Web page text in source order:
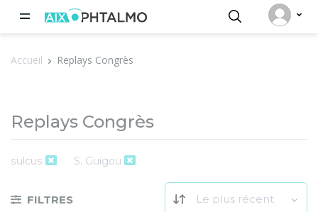
Accueil Replays Congrès
Replays Congrès
sulcus S. Guigou
FILTRES Le plus récent
Panneau de gestion des cookies